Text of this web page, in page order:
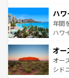
ば市
着の
のよ
ンメ
西部
部の
文化
しみ
ハワ
年間
ハワ
ワイ
島だ
おす
オー
オー
シド